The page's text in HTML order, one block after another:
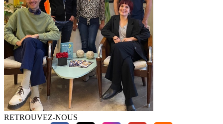
RETROUVEZ-NOUS